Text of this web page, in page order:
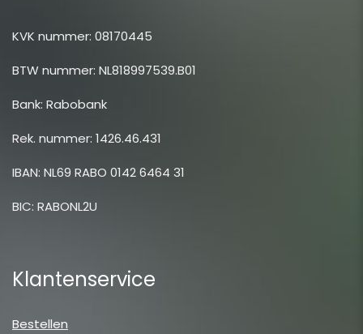
KVK nummer: 08170445
BTW nummer: NL818997539.B01
Bank: Rabobank
Rek. nummer: 1426.46.431
IBAN: NL69 RABO 0142 6464 31
BIC: RABONL2U
Klantenservice
Bestellen